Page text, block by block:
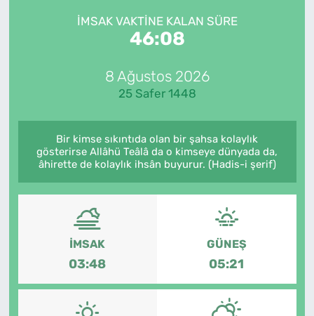
İMSAK VAKTINE KALAN SÜRE
46:08
8 Ağustos 2026
25 Safer 1448
Bir kimse sıkıntıda olan bir şahsa kolaylık
gösterirse Allâhü Teâlâ da o kimseye dünyada da,
âhirette de kolaylık ihsân buyurur. (Hadis-i şerif)
İMSAK
03:48
GÜNEŞ
05:21
3.SAYFA
MAGAZİN
Süper Lig Puan Durumu ve Fikstür
Son Dakika Haberleri